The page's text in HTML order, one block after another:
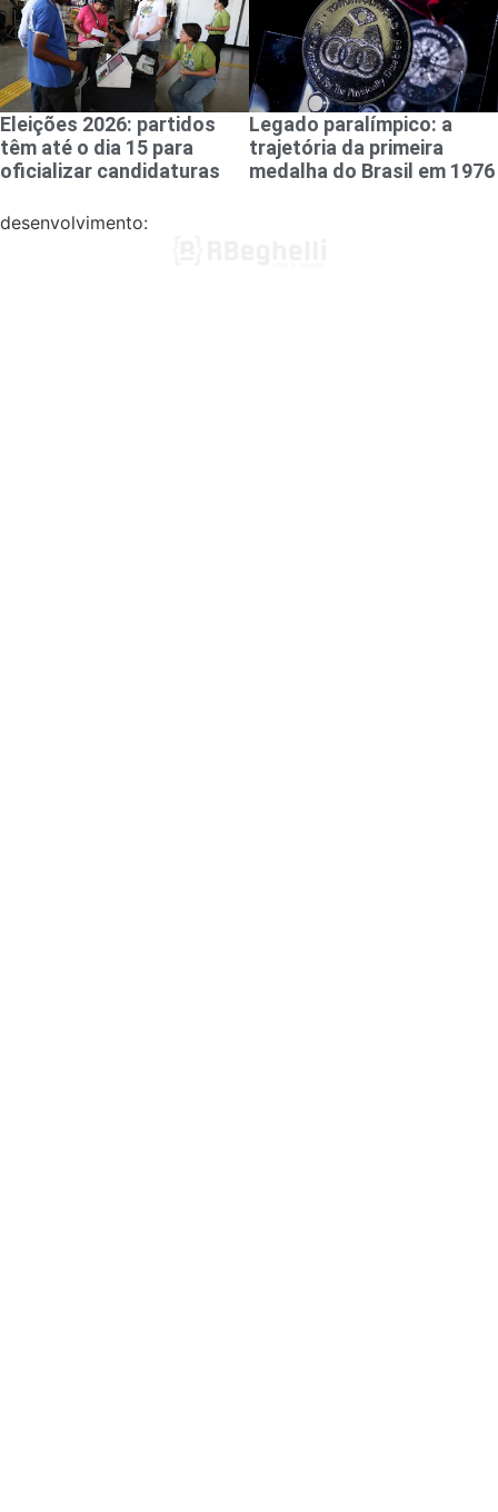
Eleições 2026: partidos
têm até o dia 15 para
oficializar candidaturas
Legado paralímpico: a
trajetória da primeira
medalha do Brasil em 1976
desenvolvimento: